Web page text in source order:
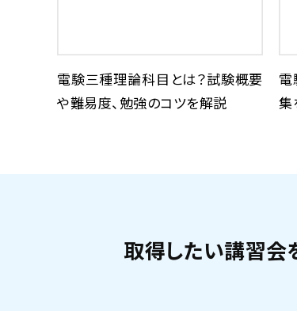
電験三種理論科目とは？試験概要
や難易度、勉強のコツを解説
電
集
取得したい講習会